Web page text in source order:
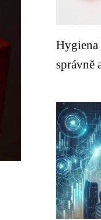
Hygiena
správně